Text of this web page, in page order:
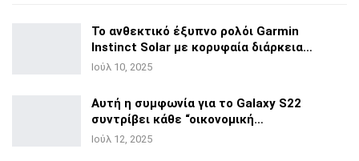
Το ανθεκτικό έξυπνο ρολόι Garmin
Instinct Solar με κορυφαία διάρκεια…
Ιούλ 10, 2025
Αυτή η συμφωνία για το Galaxy S22
συντρίβει κάθε “οικονομική…
Ιούλ 12, 2025